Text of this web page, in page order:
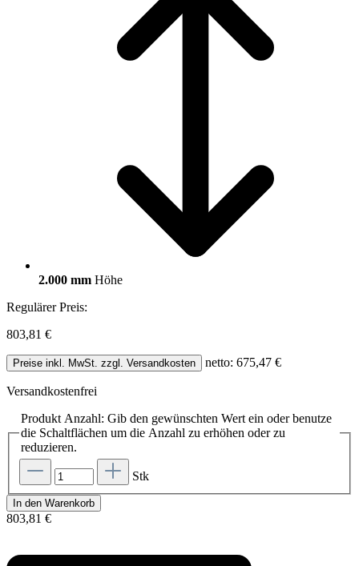
2.000 mm Höhe
Regulärer Preis:
803,81 €
Preise inkl. MwSt. zzgl. Versandkosten netto: 675,47 €
Versandkostenfrei
Produkt Anzahl: Gib den gewünschten Wert ein oder benutze
die Schaltflächen um die Anzahl zu erhöhen oder zu
reduzieren.
Stk
In den Warenkorb
803,81 €